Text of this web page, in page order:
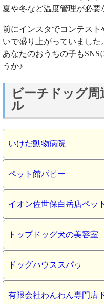
夏や冬など温度管理が必要
前にインスタでコンテス
いで盛り上がっていました
あなたのおうちの子もSNS
うか♪
ビーチドッグ
ル
いけだ動物病院
ペット館パピー
イオン佐世保白岳店ペッ
トップドッグ犬の美容室
ドッグハウススパゥ
有限会社わんわん専門店